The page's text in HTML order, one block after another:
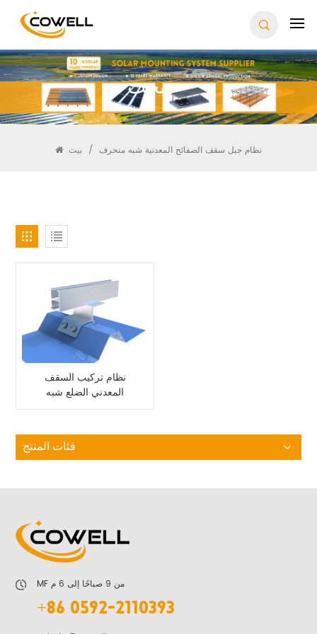
يبحث
بيت / نظام جبل سقف الصفائح المعدنية شبه منحرف
نظام تركيب السقف
المعدني الضلع شبه
المنحرف
فئات المنتج
+86 0592-2110393